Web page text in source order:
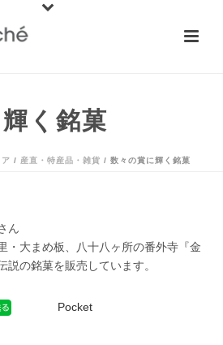
く銘菓
/ 産直・特産品・雑貨 / 数々の賞に輝く銘菓
ん
・大まめ板、八十八ヶ所の番外寺『金
説の銘菓を販売しています。
Pocket